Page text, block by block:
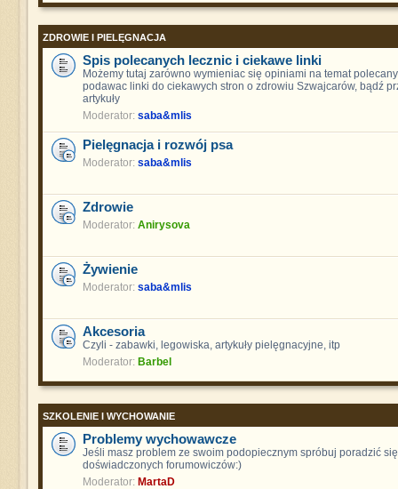
ZDROWIE I PIELĘGNACJA
Spis polecanych lecznic i ciekawe linki
Możemy tutaj zarówno wymieniac się opiniami na temat
podawac linki do ciekawych stron o zdrowiu Szwajcarów, bądź
artykuły
Moderator: saba&mlis
Pielęgnacja i rozwój psa
Moderator: saba&mlis
Zdrowie
Moderator: Anirysova
Żywienie
Moderator: saba&mlis
Akcesoria
Czyli - zabawki, legowiska, artykuły pielęgnacyjne, itp
Moderator: Barbel
SZKOLENIE I WYCHOWANIE
Problemy wychowawcze
Jeśli masz problem ze swoim podopiecznym spróbuj poradzić
doświadczonych forumowiczów:)
Moderator: MartaD